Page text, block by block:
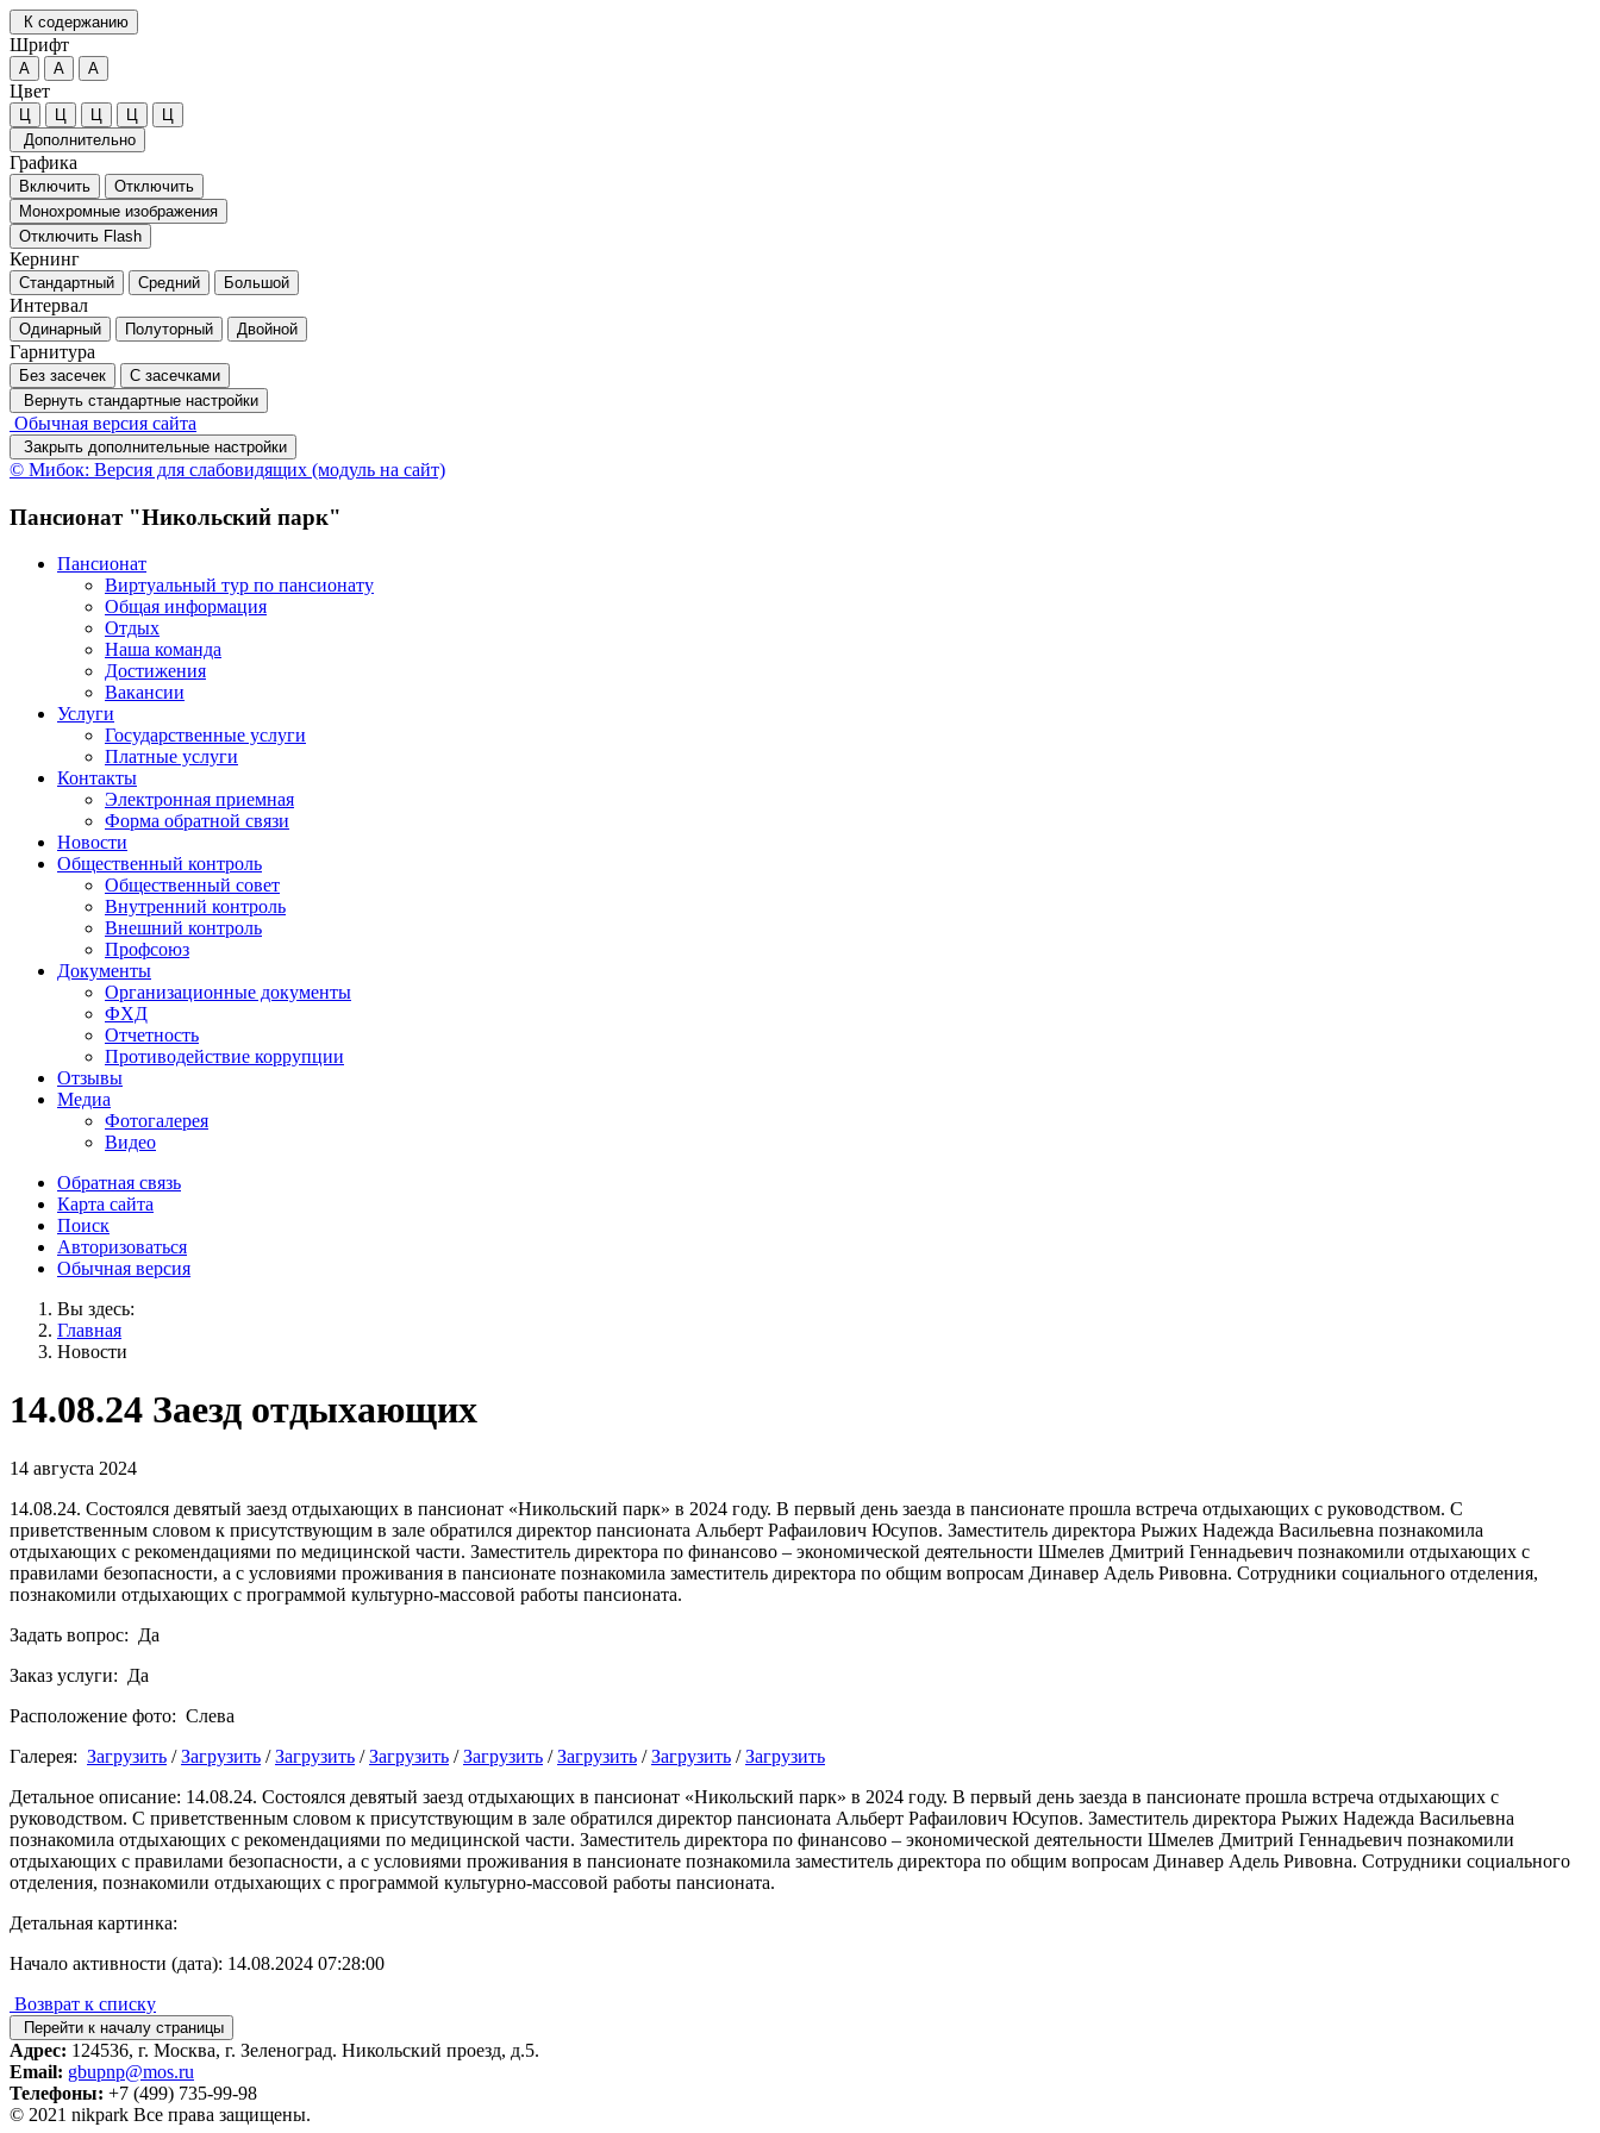
К содержанию
Шрифт
А А А
Цвет
Ц Ц Ц Ц
Ц
Дополнительно
Графика
Включить
Отключить
Монохромные изображения
Отключить Flash
Кернинг
Стандартный Средний Большой
Интервал
Одинарный Полуторный Двойной
Гарнитура
Без засечек
С засечками
Вернуть стандартные настройки
Обычная версия сайта
Закрыть дополнительные настройки
© Мибок: Версия для слабовидящих (модуль на сайт)
Пансионат "Никольский парк"
Пансионат
Виртуальный тур по пансионату
Общая информация
Отдых
Наша команда
Достижения
Вакансии
Услуги
Государственные услуги
Платные услуги
Контакты
Электронная приемная
Форма обратной связи
Новости
Общественный контроль
Общественный совет
Внутренний контроль
Внешний контроль
Профсоюз
Документы
Организационные документы
ФХД
Отчетность
Противодействие коррупции
Отзывы
Медиа
Фотогалерея
Видео
Обратная связь
Карта сайта
Поиск
Авторизоваться
Обычная версия
Вы здесь:
Главная
Новости
14.08.24 Заезд отдыхающих
14 августа 2024
14.08.24. Состоялся девятый заезд отдыхающих в пансионат «Никольский парк» в 2024 году. В первый день заезда в пансионате прошла встреча отдыхающих с руководством. С
приветственным словом к присутствующим в зале обратился директор пансионата Альберт Рафаилович Юсупов. Заместитель директора Рыжих Надежда Васильевна познакомила
отдыхающих с рекомендациями по медицинской части. Заместитель директора по финансово – экономической деятельности Шмелев Дмитрий Геннадьевич познакомили отдыхающих с
правилами безопасности, а с условиями проживания в пансионате познакомила заместитель директора по общим вопросам Динавер Адель Ривовна. Сотрудники социального отделения,
познакомили отдыхающих с программой культурно-массовой работы пансионата.
Задать вопрос: Да
Заказ услуги: Да
Расположение фото: Слева
Галерея: Загрузить /Загрузить /Загрузить /Загрузить /Загрузить /Загрузить /Загрузить /Загрузить
Детальное описание: 14.08.24. Состоялся девятый заезд отдыхающих в пансионат «Никольский парк» в 2024 году. В первый день заезда в пансионате прошла встреча отдыхающих с
руководством. С приветственным словом к присутствующим в зале обратился директор пансионата Альберт Рафаилович Юсупов. Заместитель директора Рыжих Надежда Васильевна
познакомила отдыхающих с рекомендациями по медицинской части. Заместитель директора по финансово – экономической деятельности Шмелев Дмитрий Геннадьевич познакомили
отдыхающих с правилами безопасности, а с условиями проживания в пансионате познакомила заместитель директора по общим вопросам Динавер Адель Ривовна. Сотрудники социального
отделения, познакомили отдыхающих с программой культурно-массовой работы пансионата.
Детальная картинка:
Начало активности (дата): 14.08.2024 07:28:00
Возврат к списку
Перейти к началу страницы
Адрес: 124536, г. Москва, г. Зеленоград. Никольский проезд, д.5.
Email: gbupnp@mos.ru
Телефоны: +7 (499) 735-99-98
© 2021 nikpark Все права защищены.